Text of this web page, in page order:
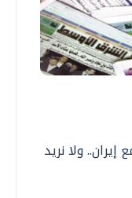
ولا نريد